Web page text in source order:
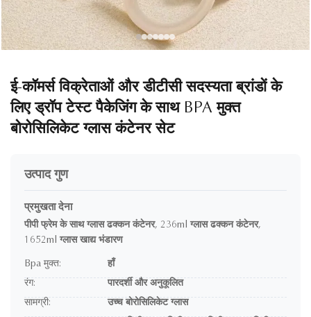
ई-कॉमर्स विक्रेताओं और डीटीसी सदस्यता ब्रांडों के
लिए ड्रॉप टेस्ट पैकेजिंग के साथ BPA मुक्त
बोरोसिलिकेट ग्लास कंटेनर सेट
उत्पाद गुण
प्रमुखता देना
पीपी फ्रेम के साथ ग्लास ढक्कन कंटेनर, 236ml ग्लास ढक्कन कंटेनर,
1652ml ग्लास खाद्य भंडारण
Bpa मुक्त:
हाँ
रंग:
पारदर्शी और अनुकूलित
सामग्री:
उच्च बोरोसिलिकेट ग्लास